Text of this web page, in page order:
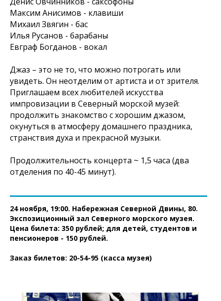
Максим Анисимов - клавиши
Михаил Звягин - бас
Илья Русанов - барабаны
Евграф Богданов - вокал
Джаз – это не то, что можно потрогать или
увидеть. Он неотделим от артиста и от зрителя.
Приглашаем всех любителей искусства
импровизации в Северный морской музей:
продолжить знакомство с хорошим джазом,
окунуться в атмосферу домашнего праздника,
странствия духа и прекрасной музыки.
Продолжительность концерта ~ 1,5 часа (два
отделения по 40-45 минут).
24 ноября, 19:00. Набережная Северной Двины, 80.
Экспозиционный зал Северного морского музея.
Цена билета: 350 рублей; для детей, студентов и
пенсионеров - 150 рублей.
Заказ билетов: 20-54-95 (касса музея)